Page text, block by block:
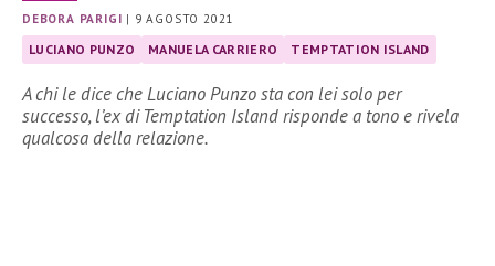
DEBORA PARIGI | 9 AGOSTO 2021
LUCIANO PUNZO MANUELA CARRIERO TEMPTATION ISLAND
A chi le dice che Luciano Punzo sta con lei solo per
successo, l’ex di Temptation Island risponde a tono e rivela
qualcosa della relazione.